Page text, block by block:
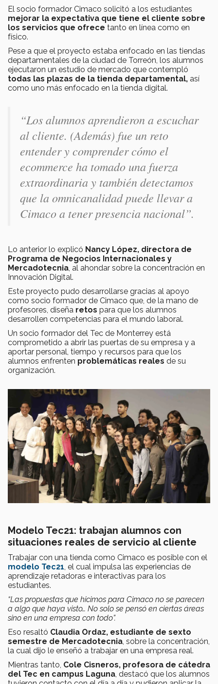
El socio formador Cimaco solicitó a los estudiantes
mejorar la expectativa que tiene el cliente sobre
los servicios que ofrece tanto en línea como en
físico.
Pese a que el proyecto estaba enfocado en las tiendas
departamentales de la ciudad de Torreón, los alumnos
ejecutaron un estudio de mercado que contempló
todas las plazas de la tienda departamental, así
como uno más enfocado en la tienda digital.
“Los alumnos aprendieron a escuchar
al cliente. (Además) fue un reto
entender y comprender cómo el
ecommerce ha tomado una fuerza
extraordinaria y también detectamos
que la omnicanalidad puede llevar a
Cimaco a tener presencia nacional”.
Lo anterior lo explicó Nancy López, directora de
Programa de Negocios Internacionales y
Mercadotecnia , al ahondar sobre la concentración en
Innovación Digital.
Este proyecto pudo desarrollarse gracias al apoyo
como socio formador de Cimaco que, de la mano de
profesores, diseña retos para que los alumnos
desarrollen competencias para el mundo laboral.
Un socio formador del Tec de Monterrey está
comprometido a abrir las puertas de su empresa y a
aportar personal, tiempo y recursos para que los
alumnos enfrenten problemáticas reales de su
organización.
Modelo Tec21: trabajan alumnos con
situaciones reales de servicio al cliente
Trabajar con una tienda como Cimaco es posible con el
modelo Tec21 , el cual impulsa las experiencias de
aprendizaje retadoras e interactivas para los
estudiantes.
“Las propuestas que hicimos para Cimaco no se parecen
a algo que haya visto… No solo se pensó en ciertas áreas
sino en una empresa con todo”.
Eso resaltó Claudia Ordaz, estudiante de sexto
semestre de Mercadotecnia , sobre la concentración,
la cual dijo le enseñó a trabajar en una empresa real.
Mientras tanto, Cole Cisneros, profesora de cátedra
del Tec en campus Laguna , destacó que los alumnos